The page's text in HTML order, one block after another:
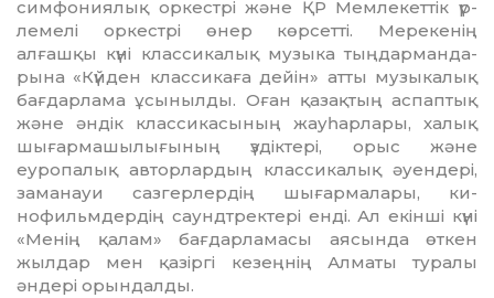
симфониялық ор­кестрі және ҚР Мемлекеттік үр­
лемелі оркестрі өнер көрсетті. Ме­рекенің
алғашқы күні клас­сикалық музыка тыңдар­ман­да­
рына «Күйден классикаға дейін» атты музыкалық
бағдарлама ұсынылды. Оған қазақтың ас­пап­тық
және әндік класси­ка­сы­ның жауһарлары, халық
шығар­ма­шылығының үздіктері, орыс және
еуропалық авторлардың клас­сикалық әуендері,
заманауи сазгерлердің шығармалары, ки­
нофильмдердің саундтректері енді. Ал екінші күні
«Менің қа­лам» бағдарламасы аясында өт­кен
жылдар мен қазіргі кезеңнің Алматы туралы
әндері орындал­ды.